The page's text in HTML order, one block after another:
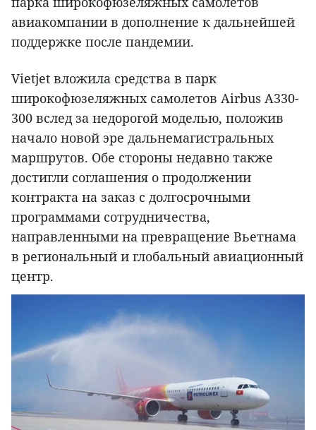
авиакомпании в дополнение к дальнейшей
поддержке после пандемии.
Vietjet вложила средства в парк
широкофюзеляжных самолетов Airbus A330-
300 вслед за недорогой моделью, положив
начало новой эре дальнемагистральных
маршрутов. Обе стороны недавно также
достигли соглашения о продолжении
контракта на заказ с долгосрочными
программами сотрудничества,
направленными на превращение Вьетнама
в региональный и глобальный авиационный
центр.